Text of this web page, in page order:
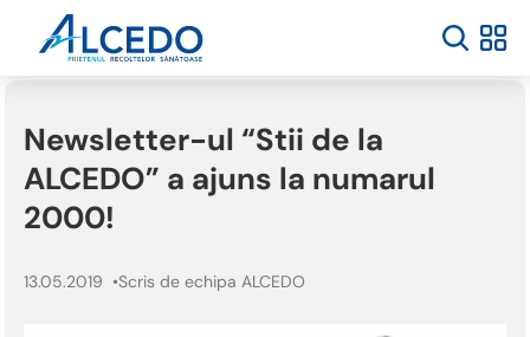
Newsletter-ul “Stii de la
ALCEDO” a ajuns la numarul
2000!
13.05.2019 Scris de echipa ALCEDO